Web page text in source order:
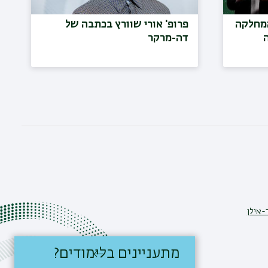
פרופ' אורי שוורץ בכתבה של
דה-מרקר
אילן
מתעניינים בלימודים?